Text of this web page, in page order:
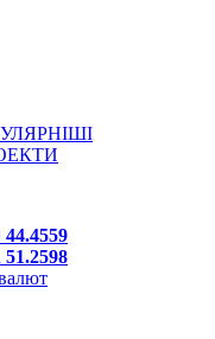
44.4559
51.2598